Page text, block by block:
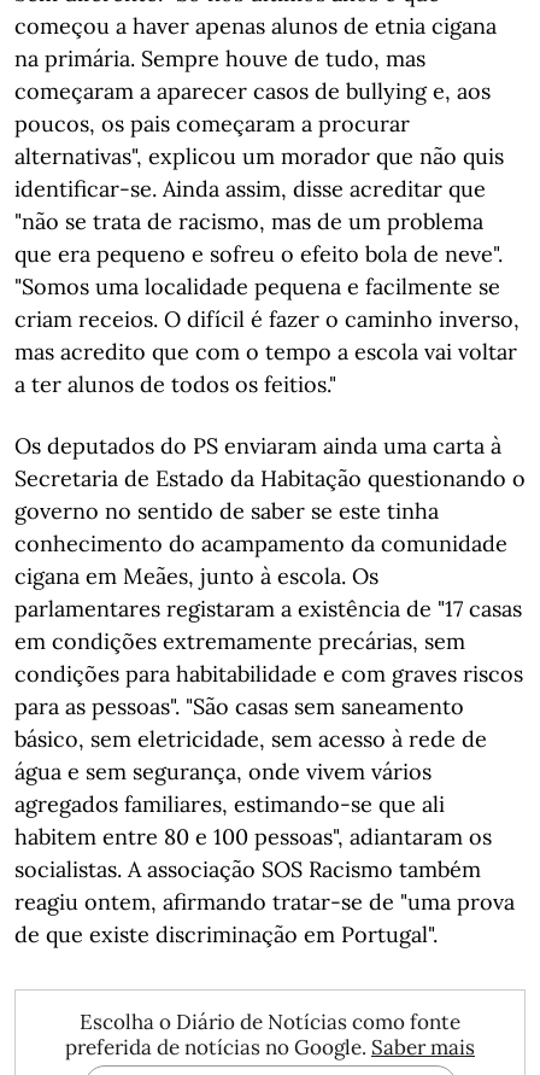
começou a haver apenas alunos de etnia cigana
na primária. Sempre houve de tudo, mas
começaram a aparecer casos de bullying e, aos
poucos, os pais começaram a procurar
alternativas", explicou um morador que não quis
identificar-se. Ainda assim, disse acreditar que
"não se trata de racismo, mas de um problema
que era pequeno e sofreu o efeito bola de neve".
"Somos uma localidade pequena e facilmente se
criam receios. O difícil é fazer o caminho inverso,
mas acredito que com o tempo a escola vai voltar
a ter alunos de todos os feitios."
Os deputados do PS enviaram ainda uma carta à
Secretaria de Estado da Habitação questionando o
governo no sentido de saber se este tinha
conhecimento do acampamento da comunidade
cigana em Meães, junto à escola. Os
parlamentares registaram a existência de "17 casas
em condições extremamente precárias, sem
condições para habitabilidade e com graves riscos
para as pessoas". "São casas sem saneamento
básico, sem eletricidade, sem acesso à rede de
água e sem segurança, onde vivem vários
agregados familiares, estimando-se que ali
habitem entre 80 e 100 pessoas", adiantaram os
socialistas. A associação SOS Racismo também
reagiu ontem, afirmando tratar-se de "uma prova
de que existe discriminação em Portugal".
Escolha o Diário de Notícias como fonte
preferida de notícias no Google. Saber mais